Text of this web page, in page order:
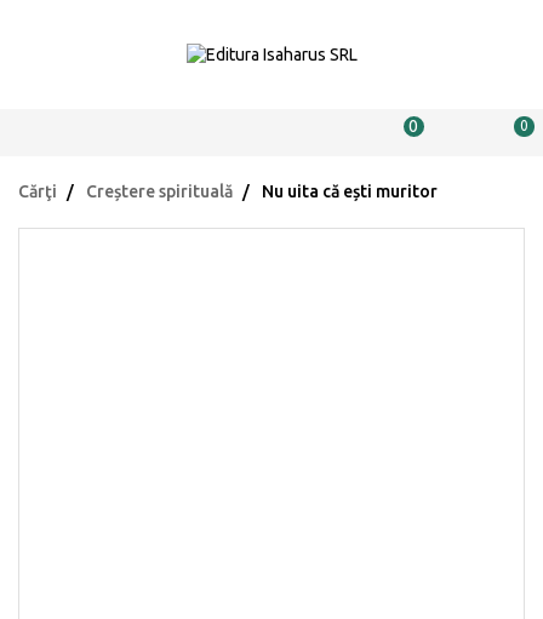
0 0
Cărţi Creștere spirituală Nu uita că ești muritor